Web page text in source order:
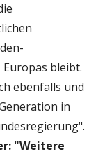
bleibt.
ebenfalls und
in
"Weitere